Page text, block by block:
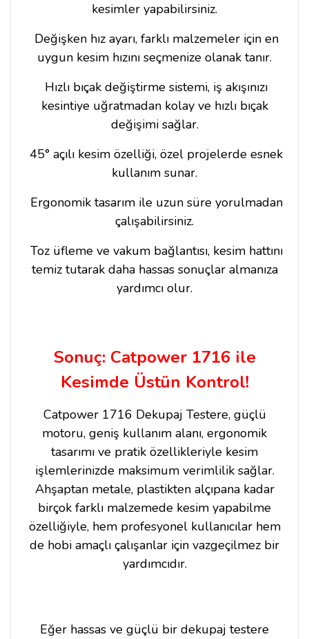
kesimler yapabilirsiniz.
Değişken hız ayarı, farklı malzemeler için en
uygun kesim hızını seçmenize olanak tanır.
Hızlı bıçak değiştirme sistemi, iş akışınızı
kesintiye uğratmadan kolay ve hızlı bıçak
değişimi sağlar.
45° açılı kesim özelliği, özel projelerde esnek
kullanım sunar.
Ergonomik tasarım ile uzun süre yorulmadan
çalışabilirsiniz.
Toz üfleme ve vakum bağlantısı, kesim hattını
temiz tutarak daha hassas sonuçlar almanıza
yardımcı olur.
Sonuç: Catpower 1716 ile
Kesimde Üstün Kontrol!
Catpower 1716 Dekupaj Testere, güçlü
motoru, geniş kullanım alanı, ergonomik
tasarımı ve pratik özellikleriyle kesim
işlemlerinizde maksimum verimlilik sağlar.
Ahşaptan metale, plastikten alçıpana kadar
birçok farklı malzemede kesim yapabilme
özelliğiyle, hem profesyonel kullanıcılar hem
de hobi amaçlı çalışanlar için vazgeçilmez bir
yardımcıdır.
Eğer hassas ve güçlü bir dekupaj testere